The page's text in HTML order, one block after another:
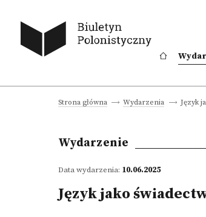
Strona główna Wydarzenia Język
Wydarzenie
Data wydarzenia: 10.06.2025
Język jako